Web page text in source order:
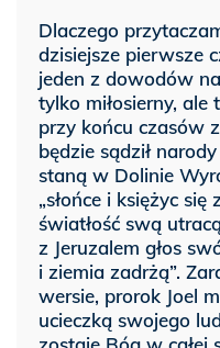
Dlaczego
dzisiejsze pierwsze
jeden z dowodów
tylko miłosierny,
przy końcu czasów
będzie sądził
staną w Dolinie
„słońce i księżyc
światłość swą
z Jeruzalem głos
i ziemia zadrżą”.
wersie, prorok Joel
ucieczką swojego